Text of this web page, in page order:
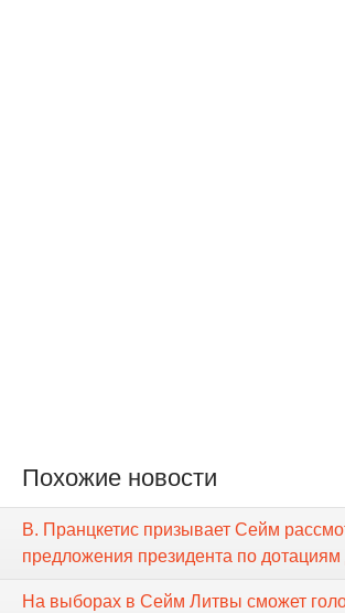
Похожие новости
В. Пранцкетис призывает Cейм
предложения президента по дотациям
На выборах в Cейм Литвы сможет